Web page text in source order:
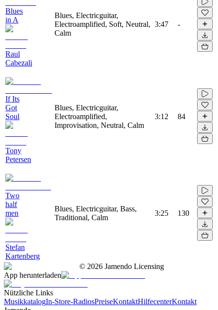
Blues
in A
Raul
Cabezali
Blues, Electricguitar,
Electroamplified, Soft, Neutral,
Calm
3:47 -
If Its
Got
Soul
Tony
Petersen
Blues, Electricguitar,
Electroamplified,
Improvisation, Neutral, Calm
3:12 84
Two
half
men
Stefan
Kartenberg
Blues, Electricguitar, Bass,
Traditional, Calm
3:25 130
© 2026 Jamendo Licensing
App herunterladen
Nützliche Links
MusikkatalogIn-Store-RadiosPreiseKontaktHilfecenterKontakt